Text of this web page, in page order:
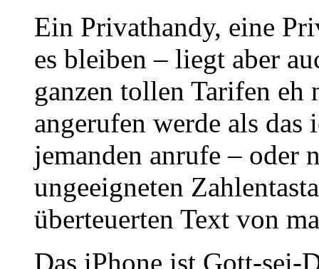
Ein Privathandy, eine
es bleiben – liegt aber
ganzen tollen Tarifen eh
angerufen werde als
jemanden anrufe – oder
ungeeigneten
überteuerten Text von
Das iPhone ist Gott-sei-